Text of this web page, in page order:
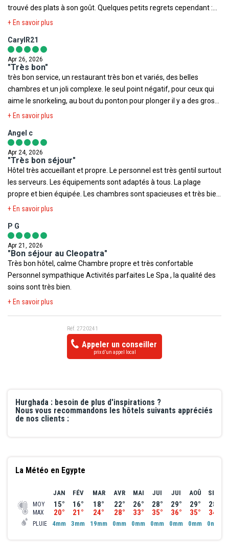
consulat du pays de destination.
- En cas d'un vol avec escale, nous vous informons que vous
devrez être conforme aux formalités sanitaires du pays où se
trouve votre escale ainsi que votre destination finale.
Les modalités pour chaque pays sont consultables sur le site
https://www.diplomatie.belgium.be/fr. L'actualité évoluant très
régulièrement, nous vous invitons à consulter ce lien avant votre
départ.
Luxembourg, Pays-Bas, Allemagne, Suisse ou Espagne...), veuillez
vous référer aux sites officiels des ministères des pays concernés
pour les conditions de départ et de retour.
ne peuvent être considérés comme étant à l'abri du risque
trouvé des plats à son goût. Quelques petits regrets cependant :
trop peu de membres du personnel parlent le français, la
par rapport au centre-ville et les paniers repas à emporter pour les
excursions
+ En savoir plus
CarylR21
Apr 26, 2026
"Très bon"
très bon service, un restaurant très bon et variés, des belles
chambres et un joli complexe. le seul point négatif, pour ceux qui
aime le snorkeling, au bout du ponton pour plonger il y a des gros
bateaux ce qui n'attire pas forcément beaucoup de poissons
+ En savoir plus
Angel c
Apr 24, 2026
"Très bon séjour"
Hôtel très accueillant et propre. Le personnel est très gentil surtout
les serveurs. Les équipements sont adaptés à tous. La plage
propre et bien équipée. Les chambres sont spacieuses et très bien
isolées. La clim fait un peu de bruit. La literie est confortable un
+ En savoir plus
P G
Apr 21, 2026
"Bon séjour au Cleopatra"
Très bon hôtel, calme Chambre propre et très confortable
Personnel sympathique Activités parfaites Le Spa , la qualité des
soins sont très bien.
+ En savoir plus
Réf. 2720241
Appeler un conseiller
prix d’un appel local
Hurghada : besoin de plus d'inspirations ?
Nous vous recommandons les hôtels suivants appréciés
de nos clients :
La Météo en Egypte
MOY
MAX
PLUIE
JAN
15°
20°
4mm
FÉV
16°
21°
3mm
MAR
18°
24°
19mm
AVR
22°
28°
0mm
MAI
26°
33°
0mm
JUI
28°
35°
0mm
JUI
29°
36°
0mm
AOÛ
29°
35°
0mm
SEP
28°
34°
0mm